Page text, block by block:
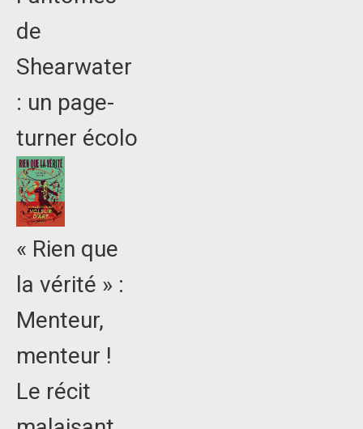
de
Shearwater
: un page-
turner écolo
« Rien que
la vérité » :
Menteur,
menteur !
Le récit